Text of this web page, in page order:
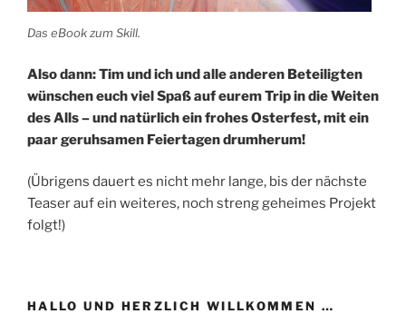
Das eBook zum Skill.
Also dann: Tim und ich und alle anderen Beteiligten
wünschen euch viel Spaß auf eurem Trip in die Weiten
des Alls – und natürlich ein frohes Osterfest, mit ein
paar geruhsamen Feiertagen drumherum!
(Übrigens dauert es nicht mehr lange, bis der nächste
Teaser auf ein weiteres, noch streng geheimes Projekt
folgt!)
HALLO UND HERZLICH WILLKOMMEN …